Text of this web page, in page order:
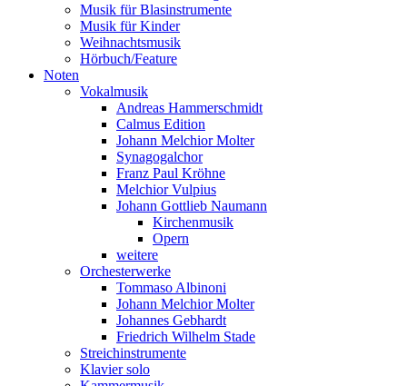
Musik für Blasinstrumente
Musik für Kinder
Weihnachtsmusik
Hörbuch/Feature
Noten
Vokalmusik
Andreas Hammerschmidt
Calmus Edition
Johann Melchior Molter
Synagogalchor
Franz Paul Kröhne
Melchior Vulpius
Johann Gottlieb Naumann
Kirchenmusik
Opern
weitere
Orchesterwerke
Tommaso Albinoni
Johann Melchior Molter
Johannes Gebhardt
Friedrich Wilhelm Stade
Streichinstrumente
Klavier solo